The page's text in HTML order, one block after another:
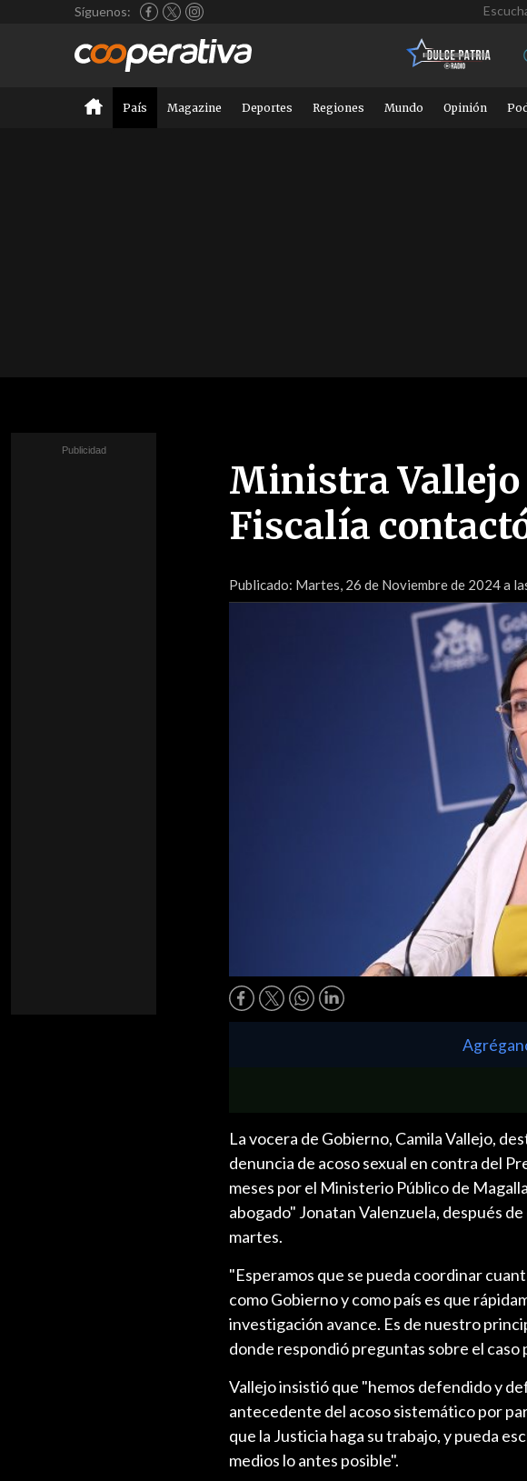
Síguenos:
País Magazine Deportes Regiones Mundo Opinión
Ministra Vallejo
Fiscalía
Publicado: Martes, 26 de Noviembre de 2024 a
La vocera de Gobierno, Camila Vallejo,
denuncia de acoso sexual en contra del
meses por el Ministerio Público de
abogado" Jonatan Valenzuela, después
martes.
"Esperamos que se pueda coordinar
como Gobierno y como país es que
investigación avance. Es de nuestro
donde respondió preguntas sobre el caso
Vallejo insistió que "hemos defendido y
antecedente del acoso sistemático por
que la Justicia haga su trabajo, y pueda
medios lo antes posible".